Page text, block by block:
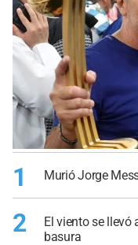
1 Murió Jorge
2
El viento se llevó
basura